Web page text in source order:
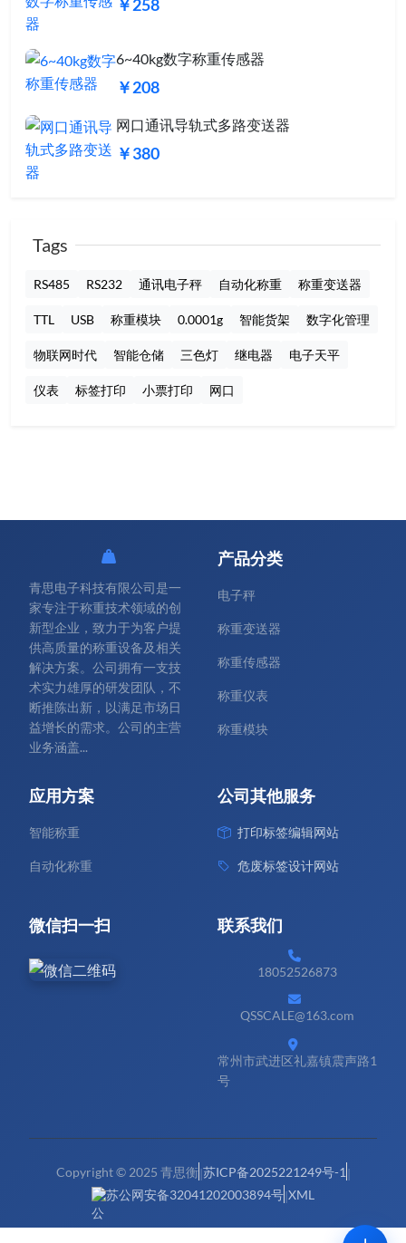
￥258
6~40kg数字称重传感器
￥208
网口通讯导轨式多路变送器
￥380
Tags
RS485 RS232 通讯电子秤 自动化称重 称重变送器
TTL USB 称重模块 0.0001g 智能货架 数字化管理
物联网时代 智能仓储 三色灯 继电器 电子天平
仪表 标签打印 小票打印 网口
青思电子科技有限公司是一
家专注于称重技术领域的创
新型企业，致力于为客户提
供高质量的称重设备及相关
解决方案。公司拥有一支技
术实力雄厚的研发团队，不
断推陈出新，以满足市场日
益增长的需求。公司的主营
业务涵盖...
产品分类
电子秤
称重变送器
称重传感器
称重仪表
称重模块
应用方案
智能称重
自动化称重
公司其他服务
打印标签编辑网站
危废标签设计网站
微信扫一扫 联系我们
18052526873
QSSCALE@163.com
常州市武进区礼嘉镇震声路1
号
Copyright © 2025 青思衡 苏ICP备2025221249号-1
苏公网安备32041202003894号 XML